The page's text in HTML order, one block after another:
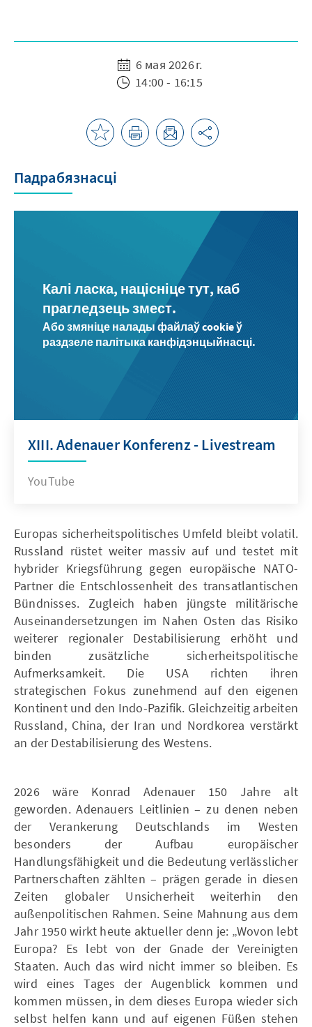
6 мая 2026 г.
14:00 - 16:15
Падрабязнасці
Калі ласка, націсніце тут, каб
прагледзець змест.
Або змяніце налады файлаў cookie ў
раздзеле палітыка канфідэнцыйнасці.
XIII. Adenauer Konferenz - Livestream
YouTube
Europas sicherheitspolitisches Umfeld bleibt volatil.
Russland rüstet weiter massiv auf und testet mit
hybrider Kriegsführung gegen europäische NATO-
Partner die Entschlossenheit des transatlantischen
Bündnisses. Zugleich haben jüngste militärische
Auseinandersetzungen im Nahen Osten das Risiko
weiterer regionaler Destabilisierung erhöht und
binden zusätzliche sicherheitspolitische
Aufmerksamkeit. Die USA richten ihren
strategischen Fokus zunehmend auf den eigenen
Kontinent und den Indo-Pazifik. Gleichzeitig arbeiten
Russland, China, der Iran und Nordkorea verstärkt
an der Destabilisierung des Westens.
2026 wäre Konrad Adenauer 150 Jahre alt
geworden. Adenauers Leitlinien – zu denen neben
der Verankerung Deutschlands im Westen
besonders der Aufbau europäischer
Handlungsfähigkeit und die Bedeutung verlässlicher
Partnerschaften zählten – prägen gerade in diesen
Zeiten globaler Unsicherheit weiterhin den
außenpolitischen Rahmen. Seine Mahnung aus dem
Jahr 1950 wirkt heute aktueller denn je: „Wovon lebt
Europa? Es lebt von der Gnade der Vereinigten
Staaten. Auch das wird nicht immer so bleiben. Es
wird eines Tages der Augenblick kommen und
kommen müssen, in dem dieses Europa wieder sich
selbst helfen kann und auf eigenen Füßen stehen